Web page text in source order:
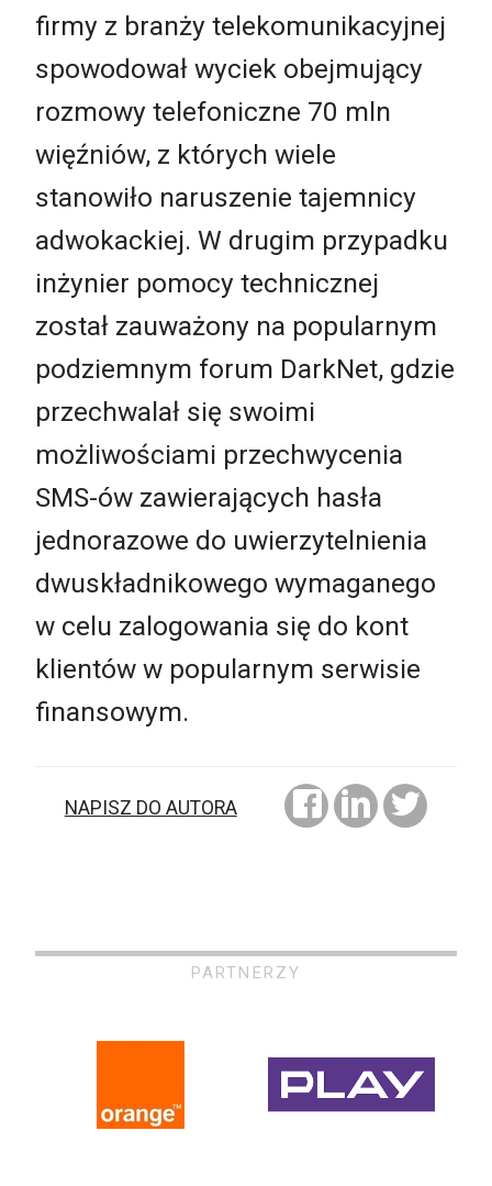
firmy z branży telekomunikacyjnej
spowodował wyciek obejmujący
rozmowy telefoniczne 70 mln
więźniów, z których wiele
stanowiło naruszenie tajemnicy
adwokackiej. W drugim przypadku
inżynier pomocy technicznej
został zauważony na popularnym
podziemnym forum DarkNet, gdzie
przechwalał się swoimi
możliwościami przechwycenia
SMS-ów zawierających hasła
jednorazowe do uwierzytelnienia
dwuskładnikowego wymaganego
w celu zalogowania się do kont
klientów w popularnym serwisie
finansowym.
NAPISZ DO AUTORA
PARTNERZY